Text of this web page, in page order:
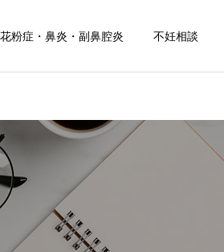
花粉症・鼻炎・副鼻腔炎 不妊相談
お盆期間中のご相談につい